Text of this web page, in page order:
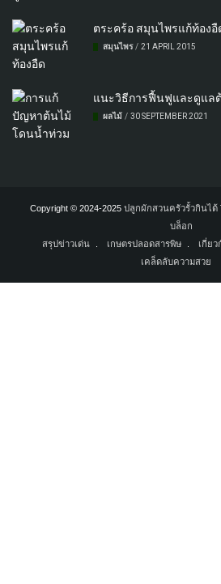
ตระคร้อ สมุนไพรแก้ท้องอื
สมุนไพร / 21 APRIL 2015
แนะวิธีการฟื้นฟูและดูแล
ผลไม้ / 30 SEPTEMBER 2021
Copyright © 2024-2025 ปลูกผักสวนครัวรั้วกินได้
บล็อก
สรุปข่าวเด่น
เกษตรปลอดสารพิษ เกี่ยว
เคล็ดลับความสวย